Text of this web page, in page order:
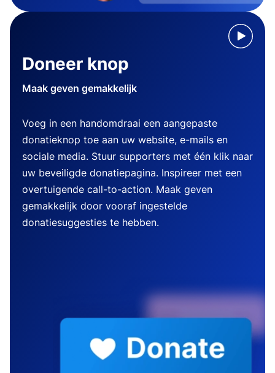
Doneer knop
Maak geven gemakkelijk
Voeg in een handomdraai een aangepaste
donatieknop toe aan uw website, e-mails en
sociale media. Stuur supporters met één klik naar
uw beveiligde donatiepagina. Inspireer met een
overtuigende call-to-action. Maak geven
gemakkelijk door vooraf ingestelde
donatiesuggesties te hebben.